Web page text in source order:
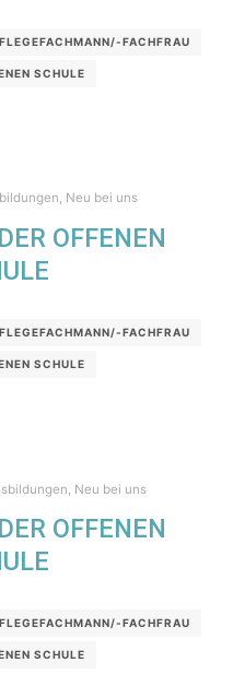
FACHFRAU
SCHULE
, Neu bei uns
OFFENEN
FACHFRAU
SCHULE
Neu bei uns
OFFENEN
FACHFRAU
SCHULE